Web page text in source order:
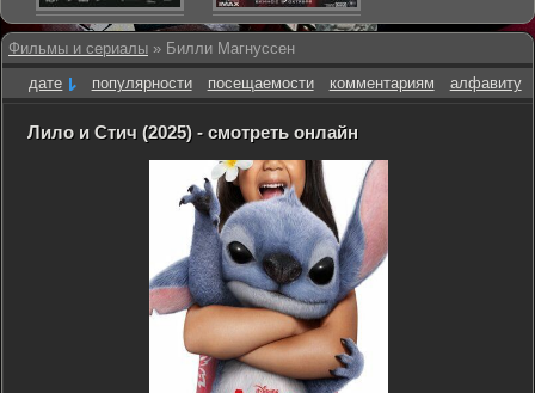
Фильмы и сериалы » Билли Магнуссен
дате
популярности посещаемости комментариям алфавиту
Лило и Стич (2025) - смотреть онлайн